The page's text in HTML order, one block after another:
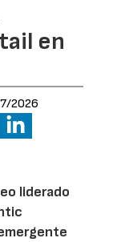
en
2026
liderado